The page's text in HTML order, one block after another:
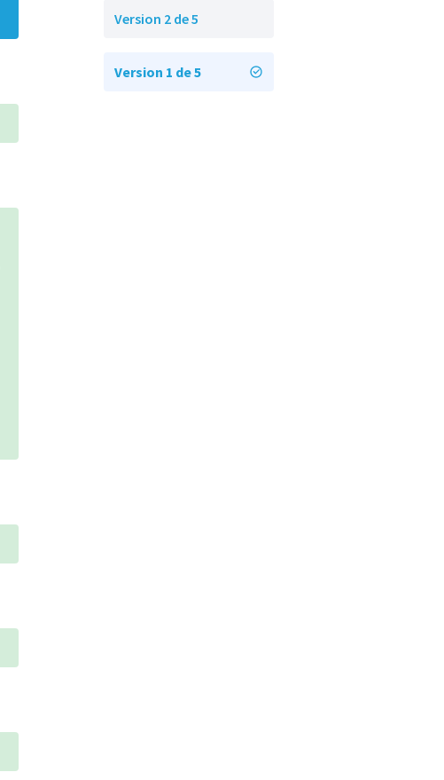
Version 2 de 5
Version 1 de 5